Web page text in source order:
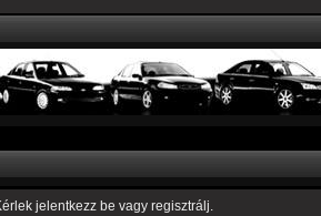
jelentkezz be vagy regisztrálj